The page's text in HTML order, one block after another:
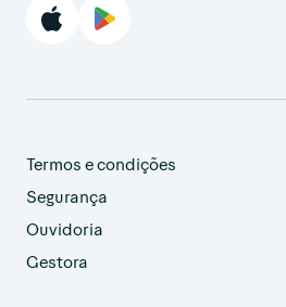
Termos e condições
Segurança
Ouvidoria
Gestora